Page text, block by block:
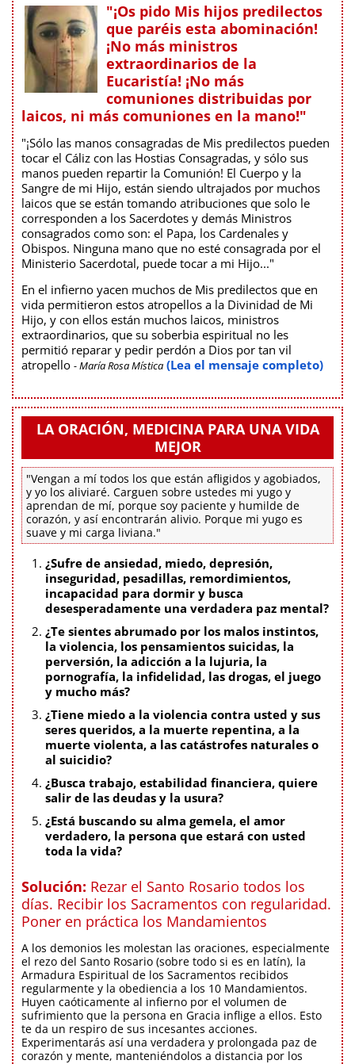
"¡Os pido Mis hijos predilectos
que paréis esta abominación!
¡No más ministros
extraordinarios de la
Eucaristía! ¡No más
comuniones distribuidas por
laicos, ni más comuniones en la mano!"
"¡Sólo las manos consagradas de Mis predilectos pueden
tocar el Cáliz con las Hostias Consagradas, y sólo sus
manos pueden repartir la Comunión! El Cuerpo y la
Sangre de mi Hijo, están siendo ultrajados por muchos
laicos que se están tomando atribuciones que solo le
corresponden a los Sacerdotes y demás Ministros
consagrados como son: el Papa, los Cardenales y
Obispos. Ninguna mano que no esté consagrada por el
Ministerio Sacerdotal, puede tocar a mi Hijo..."
En el infierno yacen muchos de Mis predilectos que en
vida permitieron estos atropellos a la Divinidad de Mi
Hijo, y con ellos están muchos laicos, ministros
extraordinarios, que su soberbia espiritual no les
permitió reparar y pedir perdón a Dios por tan vil
atropello - María Rosa Mística (Lea el mensaje completo)
LA ORACIÓN, MEDICINA PARA UNA VIDA
MEJOR
"Vengan a mí todos los que están afligidos y agobiados,
y yo los aliviaré. Carguen sobre ustedes mi yugo y
aprendan de mí, porque soy paciente y humilde de
corazón, y así encontrarán alivio. Porque mi yugo es
suave y mi carga liviana."
¿Sufre de ansiedad, miedo, depresión,
inseguridad, pesadillas, remordimientos,
incapacidad para dormir y busca
desesperadamente una verdadera paz mental?
¿Te sientes abrumado por los malos instintos,
la violencia, los pensamientos suicidas, la
perversión, la adicción a la lujuria, la
pornografía, la infidelidad, las drogas, el juego
y mucho más?
¿Tiene miedo a la violencia contra usted y sus
seres queridos, a la muerte repentina, a la
muerte violenta, a las catástrofes naturales o
al suicidio?
¿Busca trabajo, estabilidad financiera, quiere
salir de las deudas y la usura?
¿Está buscando su alma gemela, el amor
verdadero, la persona que estará con usted
toda la vida?
Solución: Rezar el Santo Rosario todos los
días. Recibir los Sacramentos con regularidad.
Poner en práctica los Mandamientos
A los demonios les molestan las oraciones, especialmente
el rezo del Santo Rosario (sobre todo si es en latín), la
Armadura Espiritual de los Sacramentos recibidos
regularmente y la obediencia a los 10 Mandamientos.
Huyen caóticamente al infierno por el volumen de
sufrimiento que la persona en Gracia inflige a ellos. Esto
te da un respiro de sus incesantes acciones.
Experimentarás así una verdadera y prolongada paz de
corazón y mente, manteniéndolos a distancia por los